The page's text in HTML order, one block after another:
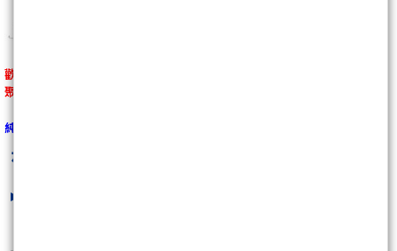
歡迎光臨
聚財網－－「趨勢家」專欄
純屬丹心個人看法分享， 投資前請注意風險控管， 不負任何損益責任 。
丹心